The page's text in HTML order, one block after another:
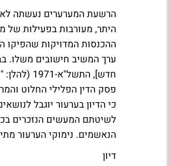
הרשעת המערערים נעשתה
היתר, מעורבות בפעילות של
ההכנסות המדויקות שהפיקו
חדש],
פסק הדין הפלילי החלוט
כי הדיון בערעור יוגבל
לשיטתם המעשים הנזכרים
הנאשמים. נימוקי הערעור
דיון